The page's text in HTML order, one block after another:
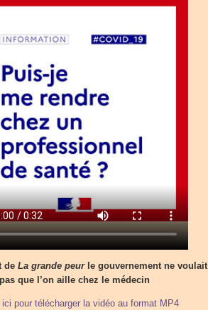
deLa grande peurle gouvernement ne voulait
pas que l’on aille chez le médecin
ici pour télécharger la vidéo au format MP4